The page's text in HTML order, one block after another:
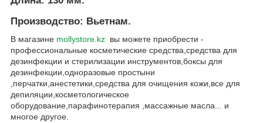
Производство: Вьетнам.
В магазине mollystore.kz вы можете приобрести -
профессиональные косметические средства,средства для
дезинфекции и стерилизации инструментов,боксы для
дезинфекции,одноразовые простыни
,перчатки,анестетики,средства для очищения кожи,все для
депиляции,косметологическое
оборудование,парафинотерапия ,массажные масла... и
многое другое.